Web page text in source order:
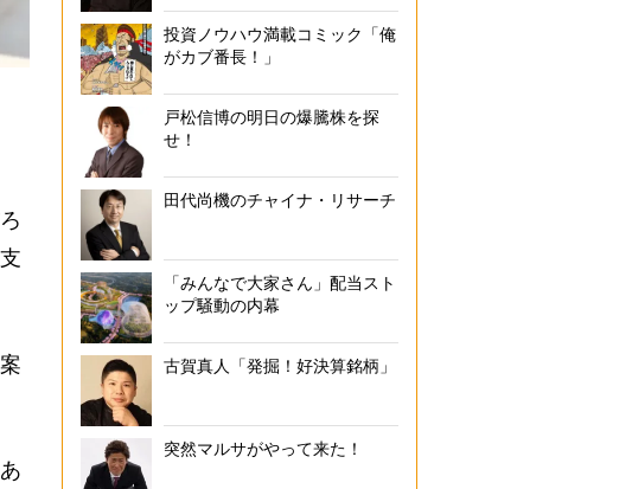
投資ノウハウ満載コミック「俺
がカブ番長！」
戸松信博の明日の爆騰株を探
せ！
田代尚機のチャイナ・リサーチ
「みんなで大家さん」配当スト
ップ騒動の内幕
古賀真人「発掘！好決算銘柄」
突然マルサがやって来た！